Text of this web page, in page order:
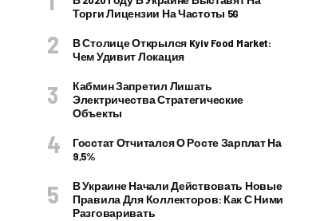
Торги Лицензии На Частоты 5G
В Столице Открылся Kyiv Food Market:
Чем Удивит Локация
Кабмин Запретил Лишать
Электричества Стратегические
Объекты
Госстат Отчитался О Росте Зарплат На
9,5%
В Украине Начали Действовать Новые
Правила Для Коллекторов: Как С Ними
Разговаривать